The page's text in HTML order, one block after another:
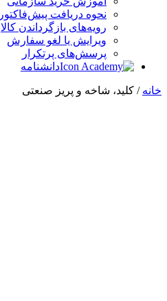
نحوه دریافت پیش‌فاکتور
رویه‌های بازگرداندن کالا
ویرایش یا لغو سفارش
پرسش‌های پرتکرار
دانشنامه
خانه / کلید، شاخه و پریز صنعتی